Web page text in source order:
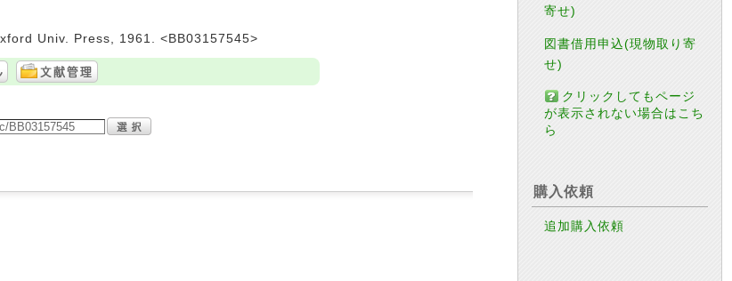
Univ. Press, 1961. <BB03157545>
寄せ)
図書借用申込(現物取り寄
せ)
クリックしてもページ
が表示されない場合はこち
ら
購入依頼
追加購入依頼